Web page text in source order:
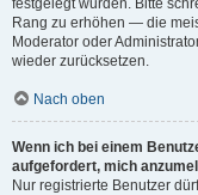
festgelegt wurden. Bitte
Rang zu erhöhen — die
Moderator oder
wieder zurücksetzen.
Nach oben
Wenn ich bei einem
aufgefordert, mich
Nur registrierte Benutzer